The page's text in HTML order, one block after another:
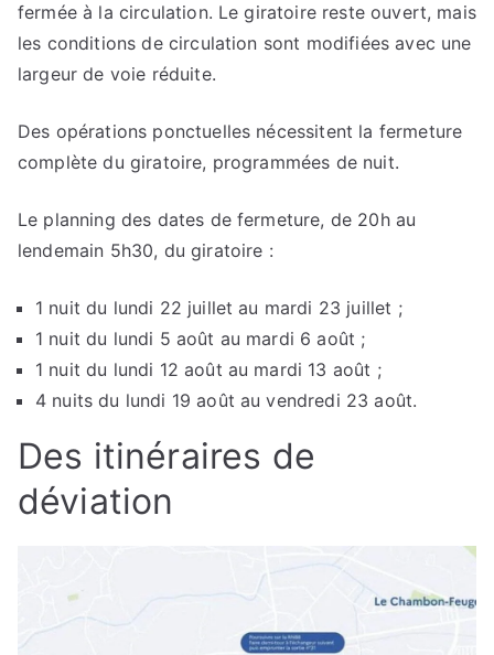
fermée à la circulation. Le giratoire reste ouvert, mais
les conditions de circulation sont modifiées avec une
largeur de voie réduite.
Des opérations ponctuelles nécessitent la fermeture
complète du giratoire, programmées de nuit.
Le planning des dates de fermeture, de 20h au
lendemain 5h30, du giratoire :
1 nuit du lundi 22 juillet au mardi 23 juillet ;
1 nuit du lundi 5 août au mardi 6 août ;
1 nuit du lundi 12 août au mardi 13 août ;
4 nuits du lundi 19 août au vendredi 23 août.
Des itinéraires de
déviation